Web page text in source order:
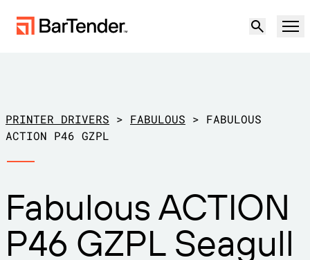
ラベリング、マーキング、コーディング
ラベリング機能
ソリューション
製造
倉庫
プリンタードライバーのダウンロー
ド
パートナー
サポート
PRINTER DRIVERS > FABULOUS > FABULOUS
ACTION P46 GZPL
Fabulous ACTION
P46 GZPL Seagull